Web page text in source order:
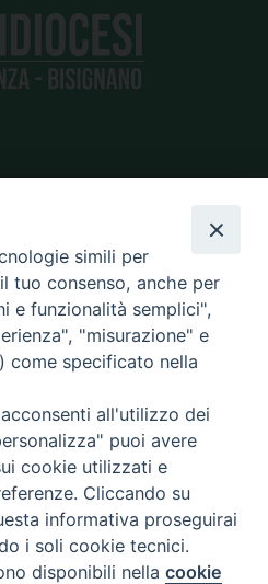
Preferenze Cookie
simili per
tuo consenso, anche per
e funzionalità semplici",
"misurazione" e
come specificato nella
all'utilizzo dei
puoi avere
cookie utilizzati e
Cliccando su
informativa proseguirai
i soli cookie tecnici.
disponibili nellacookie